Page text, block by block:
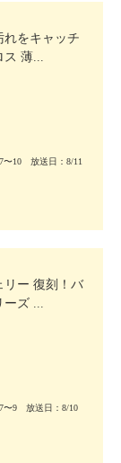
れをキャッチ
薄...
〜10 放送日：8/11
リー 復刻！バ
ズ ...
〜9 放送日：8/10